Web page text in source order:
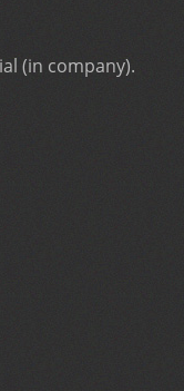
(in company).